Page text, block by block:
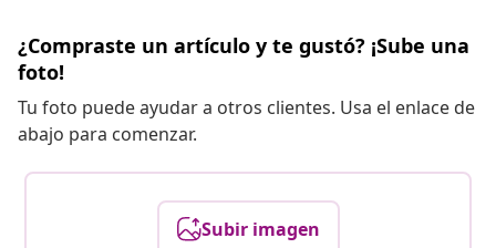
¿Compraste un artículo y te gustó? ¡Sube una
foto!
Tu foto puede ayudar a otros clientes. Usa el enlace de
abajo para comenzar.
Subir imagen